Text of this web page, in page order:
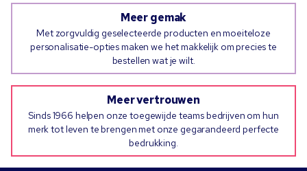
Meer gemak
Met zorgvuldig geselecteerde producten en moeiteloze
personalisatie-opties maken we het makkelijk om precies te
bestellen wat je wilt.
Meer vertrouwen
Sinds 1966 helpen onze toegewijde teams bedrijven om hun
merk tot leven te brengen met onze gegarandeerd perfecte
bedrukking.